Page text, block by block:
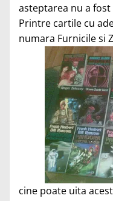
asteptarea nu a fost
Printre cartile cu
numara Furnicile si
cine poate uita